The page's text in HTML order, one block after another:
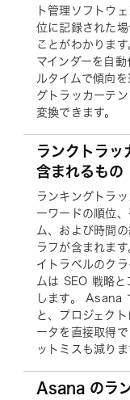
ト管理ソフトウ
位に記録された
ことがわかりま
マインダーを自
ルタイムで傾向
グトラッカーテ
変換できます。
ランクトラッ
含まれるもの
ランキングトラ
ーワードの順位
ム、および時間
ラフが含まれま
イトラベルのク
ムは SEO 戦略と
します。 Asana
と、プロジェク
ータを直接取得
ットミスも減りま
Asana のラ